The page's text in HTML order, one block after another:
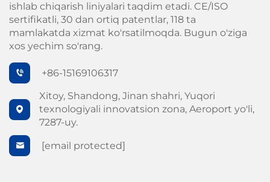
ishlab chiqarish liniyalari taqdim etadi. CE/ISO
sertifikatli, 30 dan ortiq patentlar, 118 ta
mamlakatda xizmat ko'rsatilmoqda. Bugun o'ziga
xos yechim so'rang.
+86-15169106317
Xitoy, Shandong, Jinan shahri, Yuqori
texnologiyali innovatsion zona, Aeroport yo'li,
7287-uy.
[email protected]